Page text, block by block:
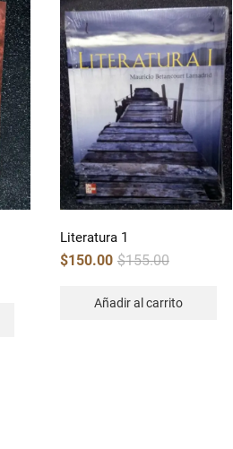
Literatura 1
$155.00Original
price
$150.00
Current
price
Añadir al carrito